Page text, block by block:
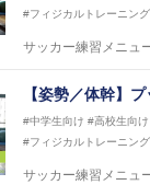
#フィジカルトレーニング
サッカー練習メニュ
【姿勢／体幹】
#中学生向け #高校生向け
#フィジカルトレーニング
サッカー練習メニュ